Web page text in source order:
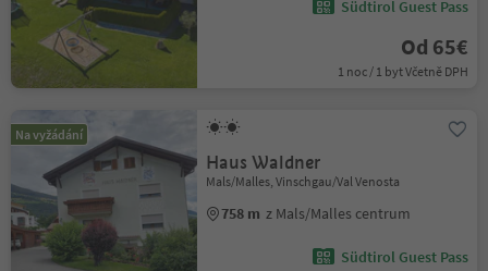
Südtirol Guest Pass
Od 65€
1 noc / 1 byt Včetně DPH
Na vyžádání
Haus Waldner
Mals/Malles, Vinschgau/Val Venosta
758 m z Mals/Malles centrum
Südtirol Guest Pass